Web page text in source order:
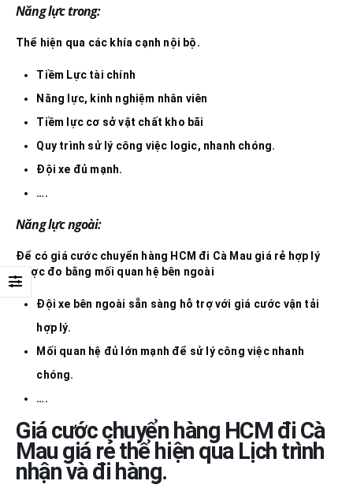
Năng lực trong:
Thể hiện qua các khía cạnh nội bộ.
Tiềm Lực tài chính
Năng lực, kinh nghiệm nhân viên
Tiềm lực cơ sở vật chất kho bãi
Quy trình sử lý công việc logic, nhanh chóng.
Đội xe đủ mạnh.
….
Năng lực ngoài:
Để có giá cước chuyển hàng HCM đi Cà Mau giá rẻ hợp lý
được đo bằng mối quan hệ bên ngoài
Đội xe bên ngoài sẵn sàng hỗ trợ với giá cước vận tải
hợp lý.
Mối quan hệ đủ lớn mạnh để sử lý công việc nhanh
chóng.
….
Giá cước chuyển hàng HCM đi Cà
Mau giá rẻthể hiện qua Lịch trình
nhận và đi hàng.